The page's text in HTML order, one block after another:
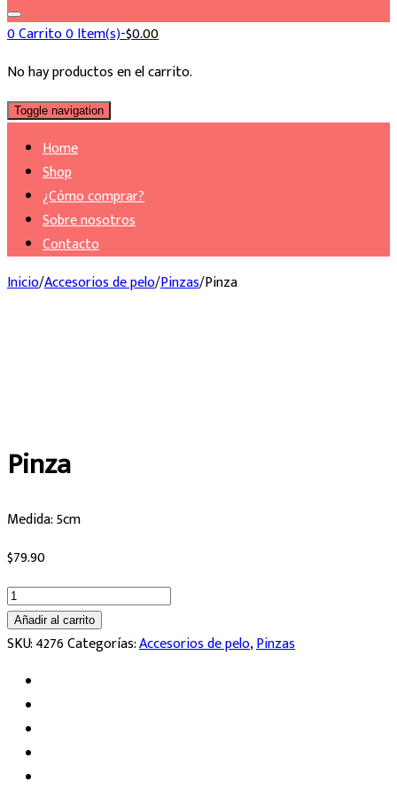
for:
0Carrito0 Item(s)-$0.00
No hay productos en el carrito.
Toggle navigation
Home
Shop
¿Cómo comprar?
Sobre nosotros
Contacto
Inicio/Accesorios de pelo/Pinzas/Pinza
Pinza
Medida: 5cm
$79.90
Pinza
cantidad
Añadir al carrito
SKU:4276Categorías:Accesorios de pelo,Pinzas